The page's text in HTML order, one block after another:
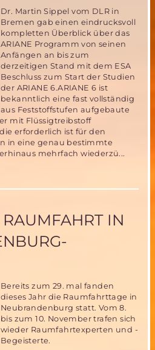
dem
Mars?
Dr. Martin Sippel vom DLR in
Bremen gab einen eindrucksvoll
kompletten Überblick über das
ARIANE Programm von seinen
Anfängen an bis zum
derzeitigen Stand mit dem ESA
Beschluss zum Start der Studien
der ARIANE 6.ARIANE 6 ist
bekanntlich eine fast vollständig
aus Feststoffstufen aufgebaute
mit Flüssigtreibstoff
erforderlich ist für den
in eine genau bestimmte
mehrfach wiederzü...
IN
Bereits zum 29. mal fanden
dieses Jahr die Raumfahrttage in
Neubrandenburg statt. Vom 8.
bis zum 10. November trafen sich
wieder Raumfahrtexperten und -
Begeisterte.